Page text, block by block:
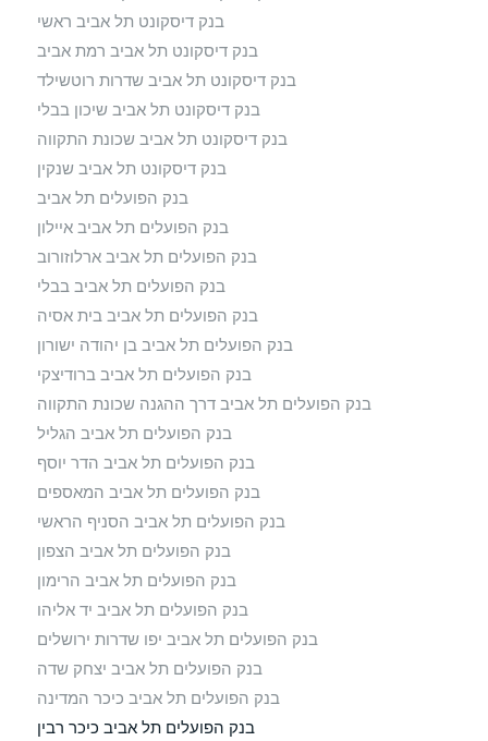
בנק דיסקונט תל אביב ראשי
בנק דיסקונט תל אביב רמת אביב
בנק דיסקונט תל אביב שדרות רוטשילד
בנק דיסקונט תל אביב שיכון בבלי
בנק דיסקונט תל אביב שכונת התקווה
בנק דיסקונט תל אביב שנקין
בנק הפועלים תל אביב
בנק הפועלים תל אביב איילון
בנק הפועלים תל אביב ארלוזורוב
בנק הפועלים תל אביב בבלי
בנק הפועלים תל אביב בית אסיה
בנק הפועלים תל אביב בן יהודה ישורון
בנק הפועלים תל אביב ברודיצקי
בנק הפועלים תל אביב דרך ההגנה שכונת התקווה
בנק הפועלים תל אביב הגליל
בנק הפועלים תל אביב הדר יוסף
בנק הפועלים תל אביב המאספים
בנק הפועלים תל אביב הסניף הראשי
בנק הפועלים תל אביב הצפון
בנק הפועלים תל אביב הרימון
בנק הפועלים תל אביב יד אליהו
בנק הפועלים תל אביב יפו שדרות ירושלים
בנק הפועלים תל אביב יצחק שדה
בנק הפועלים תל אביב כיכר המדינה
בנק הפועלים תל אביב כיכר רבין